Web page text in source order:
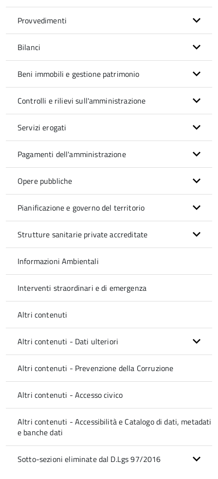
Provvedimenti
Bilanci
Beni immobili e gestione patrimonio
Controlli e rilievi sull'amministrazione
Servizi erogati
Pagamenti dell'amministrazione
Opere pubbliche
Pianificazione e governo del territorio
Strutture sanitarie private accreditate
Informazioni Ambientali
Interventi straordinari e di emergenza
Altri contenuti
Altri contenuti - Dati ulteriori
Altri contenuti - Prevenzione della Corruzione
Altri contenuti - Accesso civico
Altri contenuti - Accessibilità e Catalogo di dati, metadati
e banche dati
Sotto-sezioni eliminate dal D.Lgs 97/2016